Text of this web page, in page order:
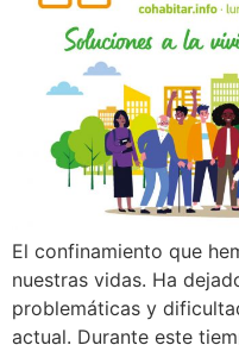
El confinamiento que
nuestras vidas. Ha
problemáticas y
actual. Durante este